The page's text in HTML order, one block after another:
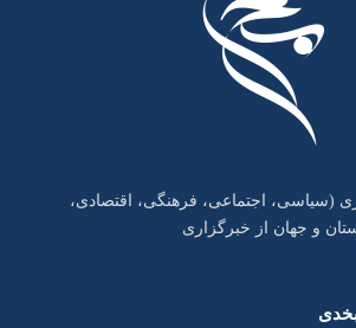
(سیاسی، اجتماعی، فرهنگی، اقتصادی،
و جهان از خبرگزاری